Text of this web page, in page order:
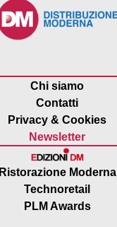
Chi siamo
Contatti
Privacy & Cookies
Newsletter
Ristorazione Moderna
Technoretail
PLM Awards